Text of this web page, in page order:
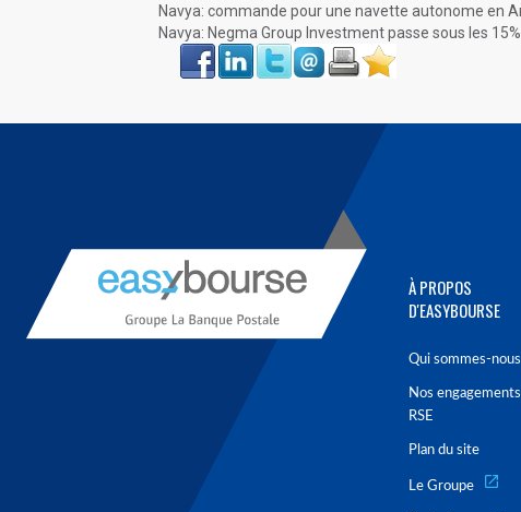
Navya: commande pour une navette autonome en
Navya: Negma Group Investment passe sous les
Face
book
LinkIn Twitter Envoyer ImprimerFavoris
À PROPOS
D'EASYBOURSE
Qui sommes-
Nos engagements
RSE
Plan du site
Le Groupe